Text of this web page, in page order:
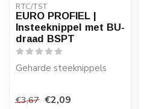
RTC/TST
EURO PROFIEL |
Insteeknippel met BU-
draad BSPT
Geharde steeknippels
1/2".
€3,67 €2,09